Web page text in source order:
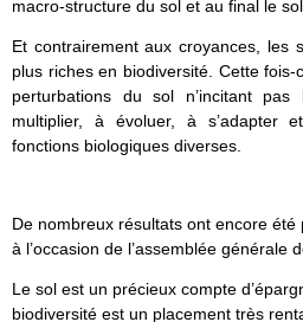
macro-structure du sol et au final le
Et contrairement aux croyances, les
plus riches en biodiversité. Cette
perturbations du sol n’incitant
multiplier, à évoluer, à s’adapter
fonctions biologiques diverses.
De nombreux résultats ont encore
à l’occasion de l’assemblée générale
Le sol est un précieux compte
biodiversité est un placement très